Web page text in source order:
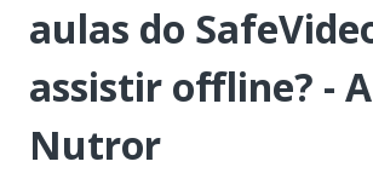
aulas do
assistir offline? -
Nutror